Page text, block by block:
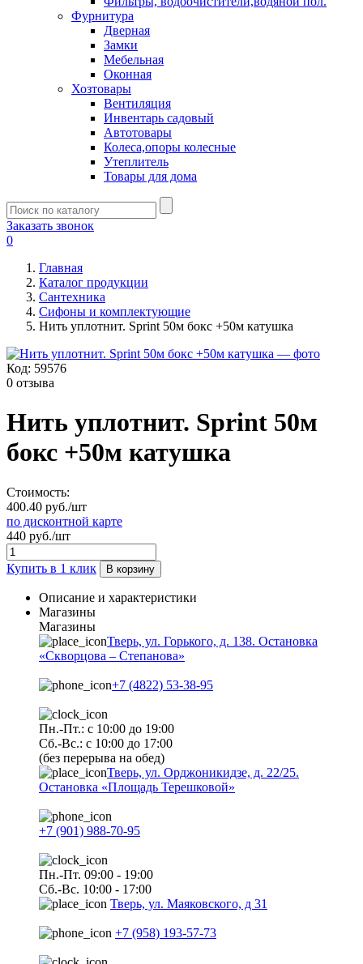
Фурнитура
Дверная
Замки
Мебельная
Оконная
Хозтовары
Вентиляция
Инвентарь садовый
Автотовары
Колеса,опоры колесные
Утеплитель
Товары для дома
Заказать звонок
0
Главная
Каталог продукции
Сантехника
Сифоны и комплектующие
Нить уплотнит. Sprint 50м бокс +50м катушка
Код: 59576
0 отзыва
Нить уплотнит. Sprint 50м
бокс +50м катушка
Стоимость:
400.40 руб./шт
по дисконтной карте
440 руб./шт
Купить в 1 клик В корзину
Описание и характеристики
Магазины
Магазины
Тверь, ул. Горького, д. 138. Остановка
«Скворцова – Степанова»
+7 (4822) 53-38-95
Пн.-Пт.: с 10:00 до 19:00
Сб.-Вс.: с 10:00 до 17:00
(без перерыва на обед)
Тверь, ул. Орджоникидзе, д. 22/25.
Остановка «Площадь Терешковой»
+7 (901) 988-70-95
Пн.-Пт. 09:00 - 19:00
Сб.-Вс. 10:00 - 17:00
Тверь, ул. Маяковского, д 31
+7 (958) 193-57-73